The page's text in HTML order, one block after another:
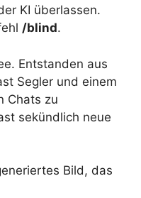
KI überlassen.
/blind.
Entstanden aus
Segler und einem
Chats zu
sekündlich neue